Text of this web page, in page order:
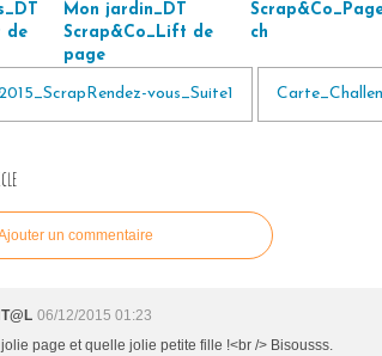
de
Mon jardin_DT
Scrap&Co_Lift de
page
ch
vous_Suite1
un commentaire
06/12/2015 01:23
page et quelle jolie petite fille !<br /> Bisousss.